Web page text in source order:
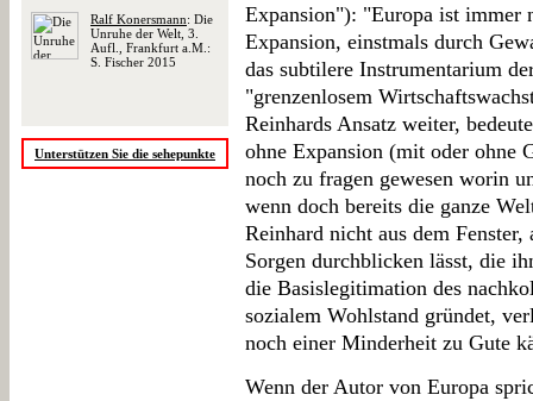
Ralf Konersmann: Die
Unruhe der Welt, 3.
Aufl., Frankfurt a.M.:
S. Fischer 2015
Unterstützen Sie die sehepunkte
Expansion"): "Europa ist immer
Expansion, einstmals durch
das subtilere Instrumentarium
"grenzenlosem
Reinhards Ansatz weiter,
ohne Expansion (mit oder ohne
noch zu fragen gewesen worin
wenn doch bereits die ganze
Reinhard nicht aus dem
Sorgen durchblicken lässt, die
die Basislegitimation des
sozialem Wohlstand gründet,
noch einer Minderheit zu Gute
Wenn der Autor von Europa